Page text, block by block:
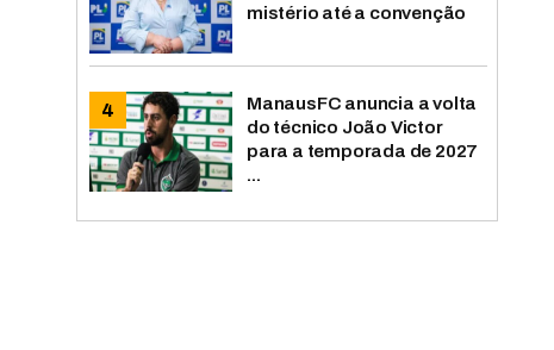
mistério até a convenção
ManausFC anuncia a volta
do técnico João Victor
para a temporada de 2027
...